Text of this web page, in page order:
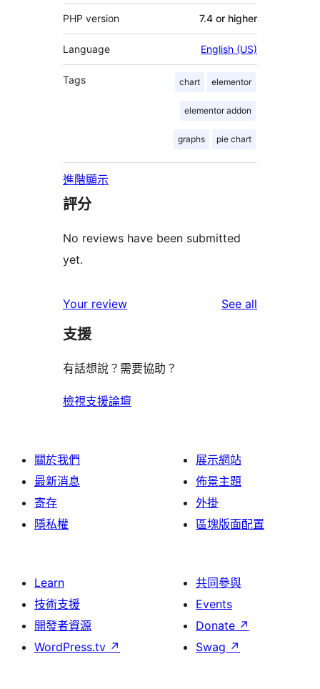
PHP version 7.4 or higher
Language English (US)
Tags chart elementor
elementor addon
graphs pie chart
進階顯示
評分
No reviews have been submitted
yet.
Your review See all
支援
有話想說？需要協助？
檢視支援論壇
關於我們
最新消息
寄存
隱私權
展示網站
佈景主題
外掛
區塊版面配置
Learn
技術支援
開發者資源
WordPress.tv ↗
共同參與
Events
Donate ↗
Swag ↗